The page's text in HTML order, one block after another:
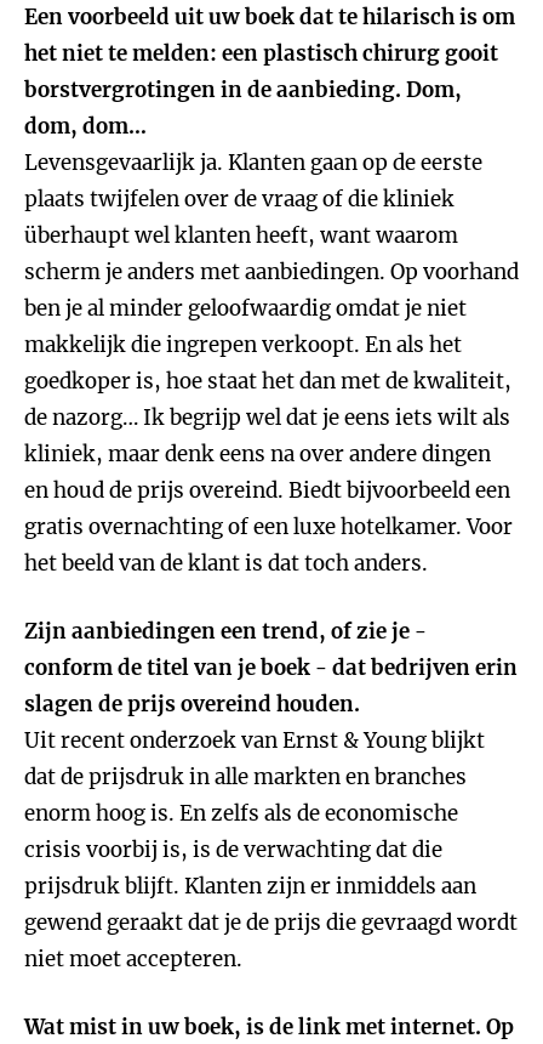
Een voorbeeld uit uw boek dat te hilarisch is om
het niet te melden: een plastisch chirurg gooit
borstvergrotingen in de aanbieding. Dom,
dom, dom…
Levensgevaarlijk ja. Klanten gaan op de eerste
plaats twijfelen over de vraag of die kliniek
überhaupt wel klanten heeft, want waarom
scherm je anders met aanbiedingen. Op voorhand
ben je al minder geloofwaardig omdat je niet
makkelijk die ingrepen verkoopt. En als het
goedkoper is, hoe staat het dan met de kwaliteit,
de nazorg… Ik begrijp wel dat je eens iets wilt als
kliniek, maar denk eens na over andere dingen
en houd de prijs overeind. Biedt bijvoorbeeld een
gratis overnachting of een luxe hotelkamer. Voor
het beeld van de klant is dat toch anders.
Zijn aanbiedingen een trend, of zie je -
conform de titel van je boek - dat bedrijven erin
slagen de prijs overeind houden.
Uit recent onderzoek van Ernst & Young blijkt
dat de prijsdruk in alle markten en branches
enorm hoog is. En zelfs als de economische
crisis voorbij is, is de verwachting dat die
prijsdruk blijft. Klanten zijn er inmiddels aan
gewend geraakt dat je de prijs die gevraagd wordt
niet moet accepteren.
Wat mist in uw boek, is de link met internet. Op